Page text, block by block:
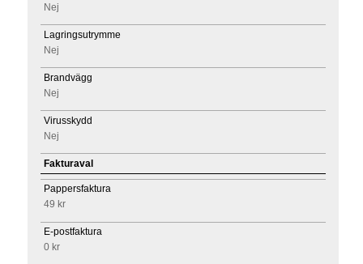
Nej
Lagringsutrymme
Nej
Brandvägg
Nej
Virusskydd
Nej
Fakturaval
Pappersfaktura
49 kr
E-postfaktura
0 kr